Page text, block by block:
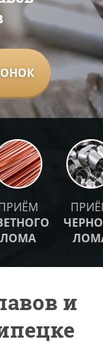
ЛОМА
и